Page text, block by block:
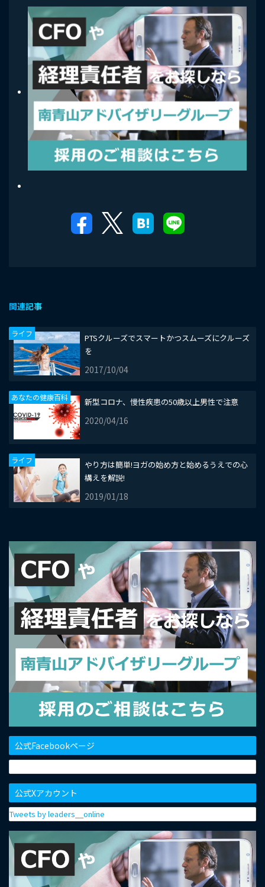
関連記事
PTSクルーズでスマートかつスムーズにクルーズ
を
2017/10/04
ライフ
新型コロナ、慢性疾患の50歳以上男性で注意
2020/04/16
あなたの健康百科
やり方は簡単!ヨガの始め方と始めるうえでの心
構えを解説!
2019/01/18
ライフ
公式Facebookページ
公式Xアカウント
Tweets by leaders__online